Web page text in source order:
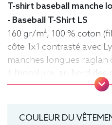
T-shirt baseball manche
- Baseball T-Shirt LS
160 gr/m², 100 % coton
côte 1x1 contrasté avec
manches longues
à l'encolure, au bord des
matériau tubulaire. Tee
COULEUR DU